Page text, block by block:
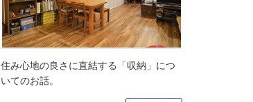
住み心地の良さに直結する「収納」につ
いてのお話。